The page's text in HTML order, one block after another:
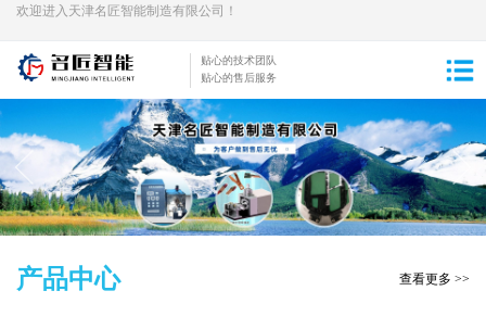
欢迎进入天津名匠智能制造有限公司！
贴心的技术团队
贴心的售后服务
产品中心 查看更多 >>